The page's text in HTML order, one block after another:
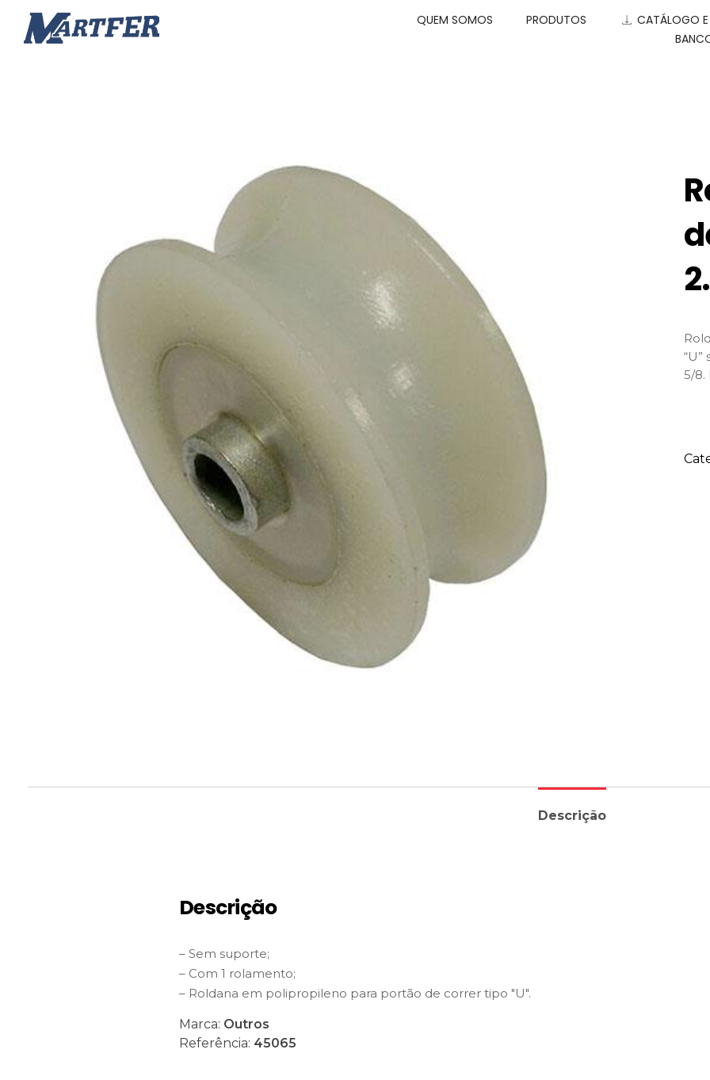
QUEM SOMOS PRODUTOS
CATÁLOGO
5/8.
Descrição
Descrição
– Sem suporte;
– Com 1 rolamento;
– Roldana em polipropileno para portão de correr tipo "U".
Marca: Outros
Referência: 45065